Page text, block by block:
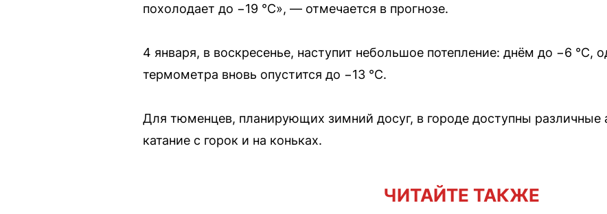
похолодает до −19 °C», — отмечается в прогнозе.
4 января, в воскресенье, наступит небольшое потепление: днём до −6 °C,
термометра вновь опустится до −13 °C.
Для тюменцев, планирующих зимний досуг, в городе доступны различные
катание с горок и на коньках.
ЧИТАЙТЕ ТАКЖЕ